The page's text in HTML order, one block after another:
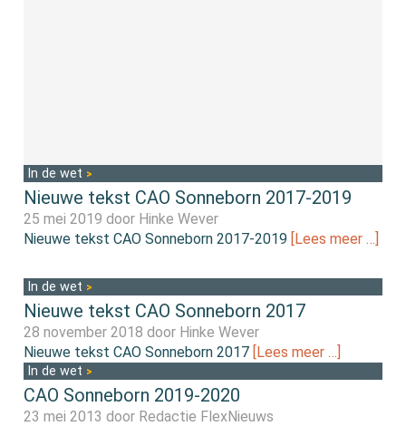
In de wet
Nieuwe tekst CAO Sonneborn 2017-2019
25 mei 2019 door Hinke Wever
Nieuwe tekst CAO Sonneborn 2017-2019 [Lees meer …]
In de wet
Nieuwe tekst CAO Sonneborn 2017
28 november 2018 door Hinke Wever
Nieuwe tekst CAO Sonneborn 2017 [Lees meer …]
In de wet
CAO Sonneborn 2019-2020
23 mei 2013 door Redactie FlexNieuws